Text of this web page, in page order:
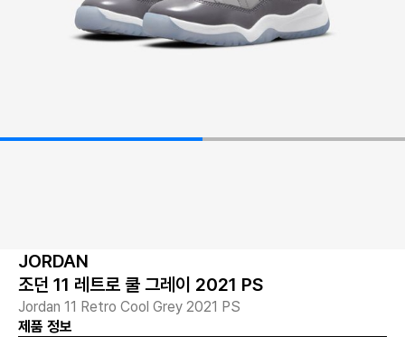
JORDAN
조던 11 레트로 쿨 그레이 2021 PS
Jordan 11 Retro Cool Grey 2021 PS
제품 정보